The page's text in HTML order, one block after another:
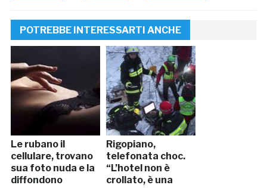
POTREBBE INTERESSARTI ANCHE
Le rubano il
cellulare, trovano
sua foto nuda e la
diffondono
Rigopiano,
telefonata choc.
“L’hotel non è
crollato, è una